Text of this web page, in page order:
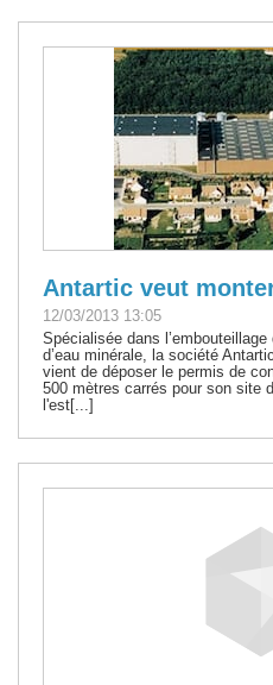
Antartic veut
12/03/2013 13:05
Spécialisée dans
d’eau minérale, la société
vient de déposer le permis de
500 mètres carrés pour son site
l'est[...]